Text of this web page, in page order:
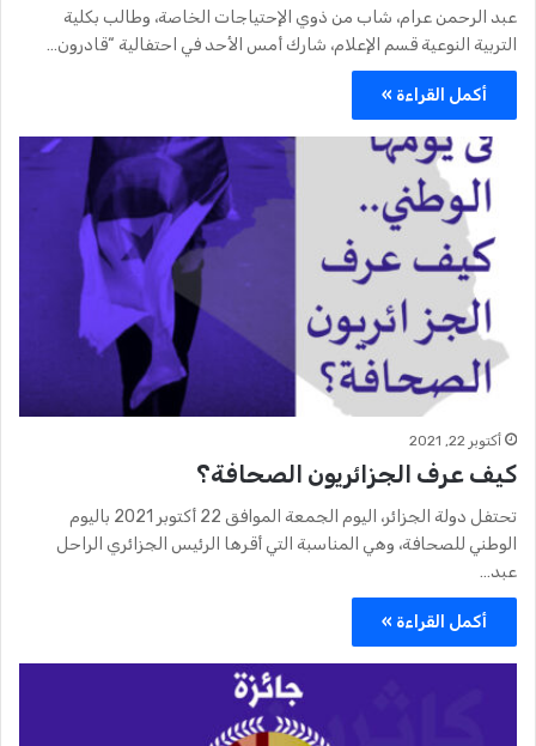
عبد الرحمن عرام، شاب من ذوي الإحتياجات الخاصة، وطالب بكلية
التربية النوعية قسم الإعلام، شارك أمس الأحد في احتفالية “قادرون…
أكمل القراءة »
أكتوبر 22, 2021
كيف عرف الجزائريون الصحافة؟
تحتفل دولة الجزائر، اليوم الجمعة الموافق 22 أكتوبر 2021 باليوم
الوطني للصحافة، وهي المناسبة التي أقرها الرئيس الجزائري الراحل
عبد…
أكمل القراءة »